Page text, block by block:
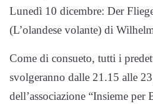
Lunedì 10 dicembre: Der
(L’olandese volante) di
Come di consueto, tutti i
svolgeranno dalle 21.15 alle
dell’associazione “Insieme per